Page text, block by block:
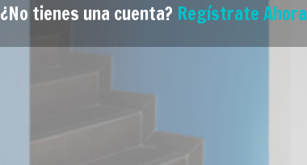
¿No tienes una cuenta? Regístrate Ahora